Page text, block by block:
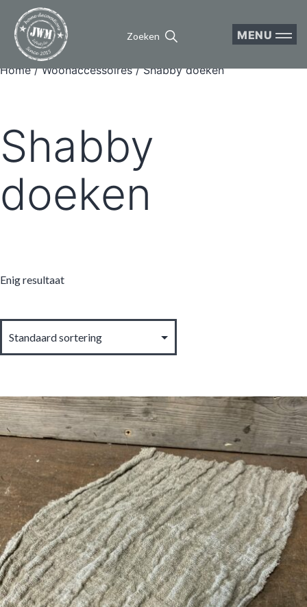
Zoeken MENU
Home/Woonaccessoires/ Shabby doeken
Shabby
doeken
Enig resultaat